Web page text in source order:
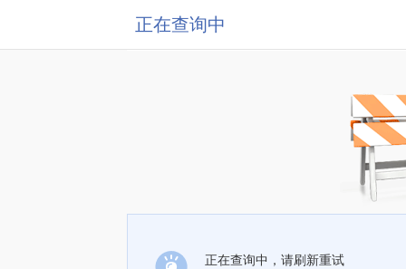
正在查询中
正在查询中，请刷新重试